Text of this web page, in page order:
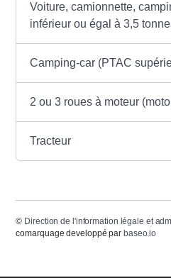
Voiture, camionnette,
inférieur ou égal à 3,5
Camping-car (PTAC
2 ou 3 roues à moteur
Tracteur
© Direction de l'information légale et
comarquage developpé par baseo.io